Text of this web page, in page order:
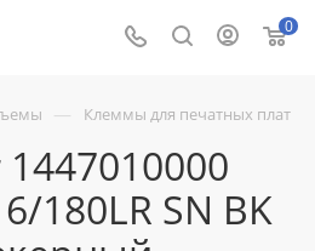
0
— Клеммы для печатных плат
180LR SN BK